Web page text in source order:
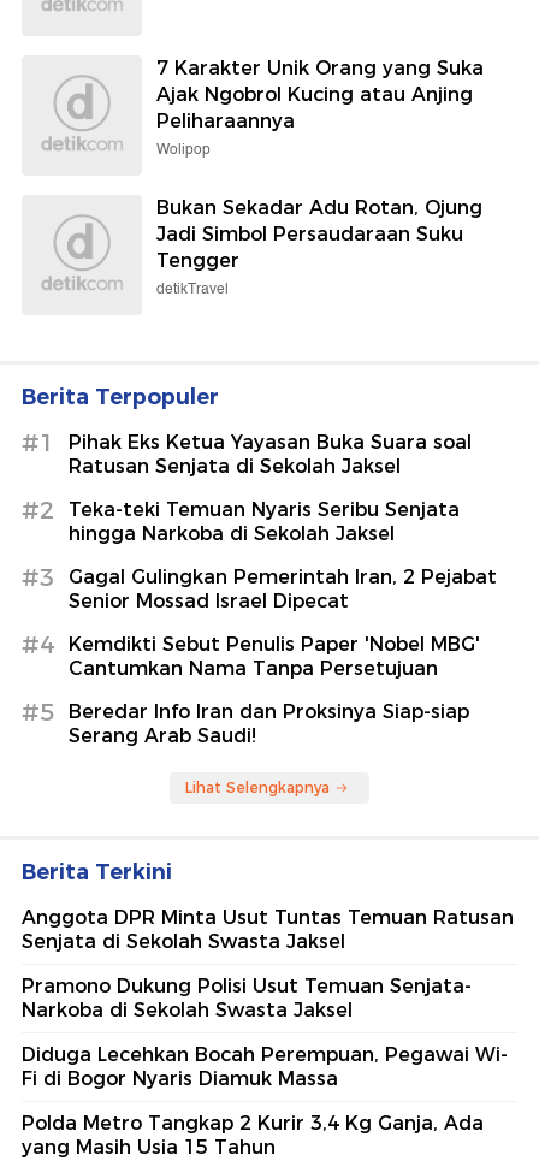
7 Karakter Unik Orang yang Suka
Ajak Ngobrol Kucing atau Anjing
Peliharaannya
Wolipop
Bukan Sekadar Adu Rotan, Ojung
Jadi Simbol Persaudaraan Suku
Tengger
detikTravel
Berita Terpopuler
#1
Pihak Eks Ketua Yayasan Buka Suara soal
Ratusan Senjata di Sekolah Jaksel
#2
Teka-teki Temuan Nyaris Seribu Senjata
hingga Narkoba di Sekolah Jaksel
#3
Gagal Gulingkan Pemerintah Iran, 2 Pejabat
Senior Mossad Israel Dipecat
#4
Kemdikti Sebut Penulis Paper 'Nobel MBG'
Cantumkan Nama Tanpa Persetujuan
#5
Beredar Info Iran dan Proksinya Siap-siap
Serang Arab Saudi!
Lihat Selengkapnya
Berita Terkini
Anggota DPR Minta Usut Tuntas Temuan Ratusan
Senjata di Sekolah Swasta Jaksel
Pramono Dukung Polisi Usut Temuan Senjata-
Narkoba di Sekolah Swasta Jaksel
Diduga Lecehkan Bocah Perempuan, Pegawai Wi-
Fi di Bogor Nyaris Diamuk Massa
Polda Metro Tangkap 2 Kurir 3,4 Kg Ganja, Ada
yang Masih Usia 15 Tahun